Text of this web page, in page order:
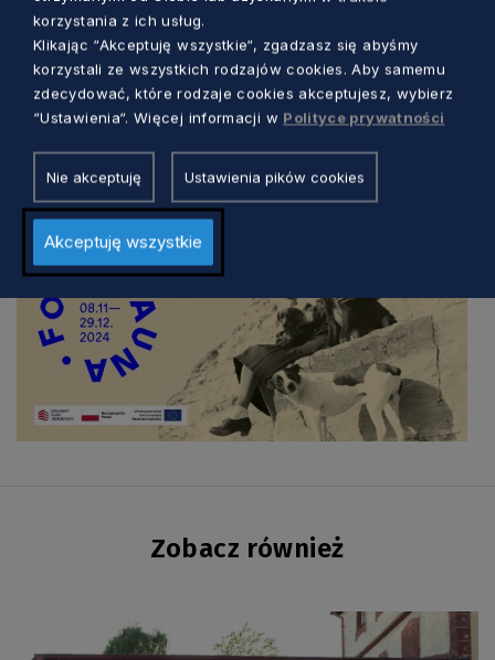
do wczorajszego posta”
Ponadto, planowana jest organizacja zbiórki
darów dla schroniska, instalacja foto-pułapki w
bezpieczny sposób dokumentującej okoliczną
zwierzynę oraz rozmieszczenie karmników dla
ptaków na terenie muzeum.
Zobacz również
korzystania z ich usług.
Klikając “Akceptuję wszystkie“, zgadzasz się abyśmy
korzystali ze wszystkich rodzajów cookies. Aby samemu
zdecydować, które rodzaje cookies akceptujesz, wybierz
“Ustawienia“. Więcej informacji w Polityce prywatności
Nie akceptuję Ustawienia pików cookies
Akceptuję wszystkie